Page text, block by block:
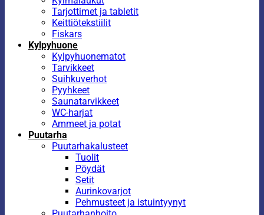
Tarjottimet ja tabletit
Keittiötekstiilit
Fiskars
Kylpyhuone
Kylpyhuonematot
Tarvikkeet
Suihkuverhot
Pyyhkeet
Saunatarvikkeet
WC-harjat
Ammeet ja potat
Puutarha
Puutarhakalusteet
Tuolit
Pöydät
Setit
Aurinkovarjot
Pehmusteet ja istuintyynyt